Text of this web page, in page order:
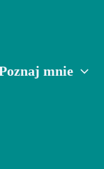
mnie